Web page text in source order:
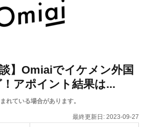
談】Omiaiでイケメン外国
アポイント結果は...
れている場合があります。
最終更新日: 2023-09-27